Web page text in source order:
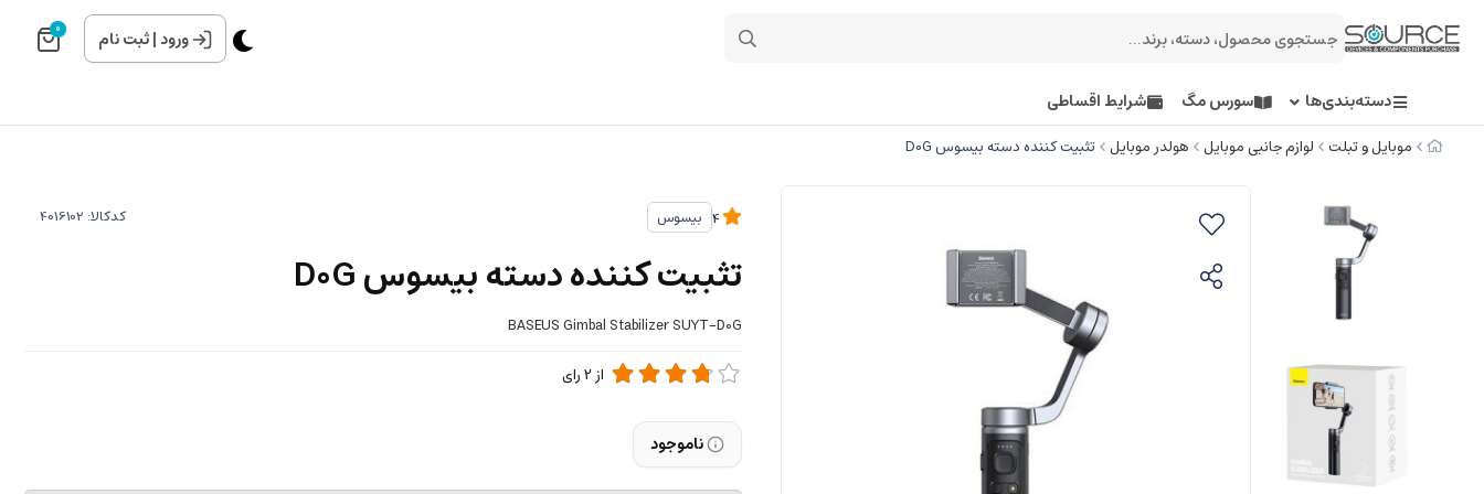
ورود|ثبت نام 0
دسته‌بندی‌ها سورس مگ شرایط اقساطی
موبایل و تبلت لوازم جانبی موبایل هولدر موبایل تثبیت کننده دسته بیسوس D0G
بیسوس کدکالا:
تثبیت کننده دسته بیسوس D0G
BASEUS Gimbal Stabilizer SUYT-D0G
از2رای
ناموجود